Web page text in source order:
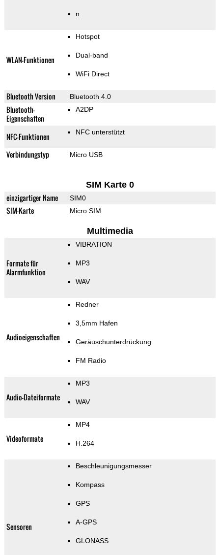
n
WLAN-Funktionen
Hotspot
Dual-band
WiFi Direct
Bluetooth Version Bluetooth 4.0
Bluetooth-
Eigenschaften
A2DP
NFC-Funktionen NFC unterstützt
Verbindungstyp Micro USB
SIM Karte 0
einzigartiger Name SIM0
SIM-Karte Micro SIM
Multimedia
Formate für
Alarmfunktion
VIBRATION
MP3
WAV
Audioeigenschaften
Redner
3,5mm Hafen
Geräuschunterdrückung
FM Radio
Audio-Dateiformate
MP3
WAV
Videoformate
MP4
H.264
Sensoren
Beschleunigungsmesser
Kompass
GPS
A-GPS
GLONASS